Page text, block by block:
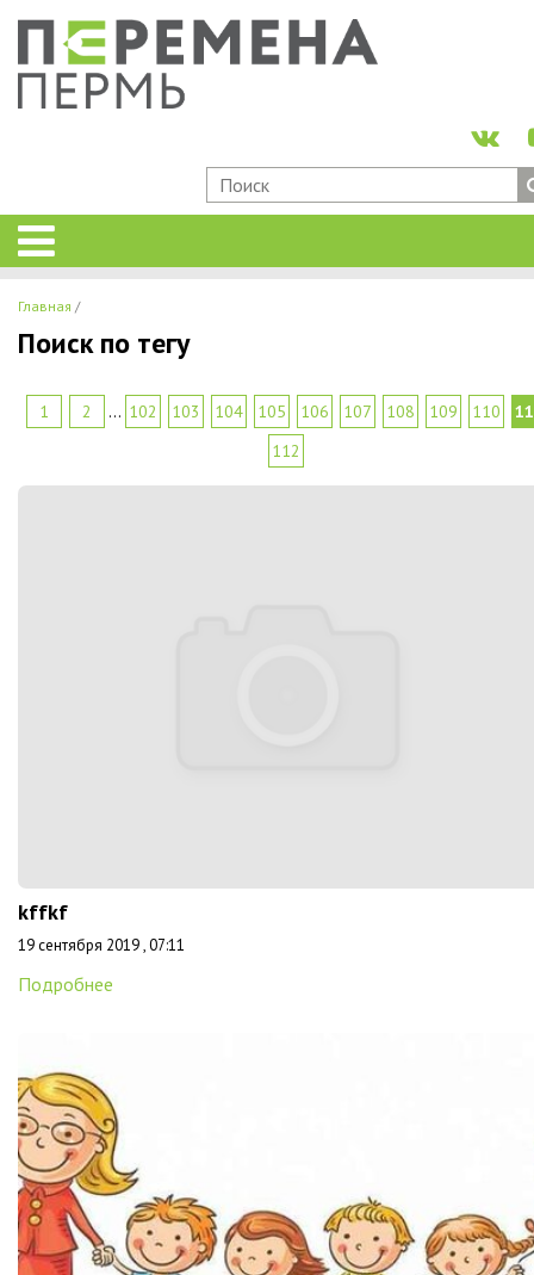
Главная
Поиск по тегу
1 2 ... 102 103 104 105 106 107 108 109 110
112
kffkf
19 сентября 2019 , 07:11
Подробнее